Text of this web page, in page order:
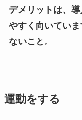
デメリットは、
やすく向いてい
ないこと 。
運動をする